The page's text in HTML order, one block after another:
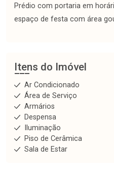
Prédio com portaria em
espaço de festa com área
Itens do Imóvel
Ar Condicionado
Área de Serviço
Armários
Despensa
Iluminação
Piso de Cerâmica
Sala de Estar